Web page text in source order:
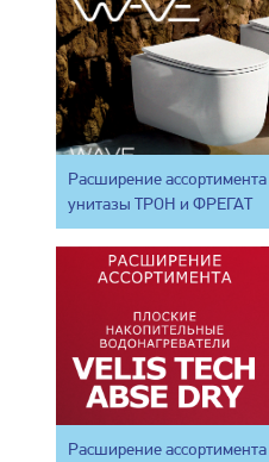
Расширение
унитазы ТРОН и ФРЕГАТ
Расширение